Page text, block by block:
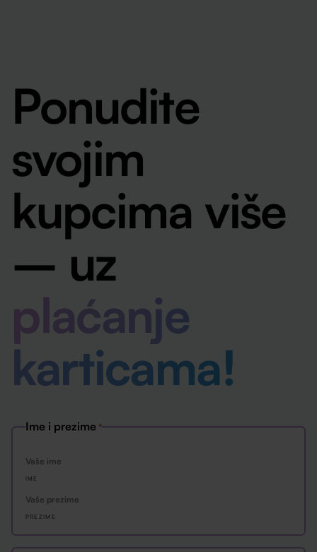
Ponudite
svojim
kupcima više
– uz
plaćanje
karticama!
Ime i prezime *
IME
PREZIME